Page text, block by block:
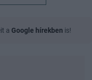
a Google hírekben is!